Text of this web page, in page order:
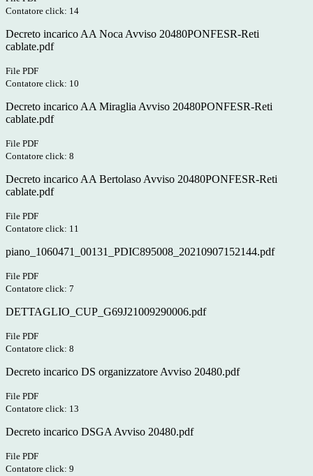
Contatore click: 14
Decreto incarico AA Noca Avviso 20480PONFESR-Reti
cablate.pdf
File PDF
Contatore click: 10
Decreto incarico AA Miraglia Avviso 20480PONFESR-Reti
cablate.pdf
File PDF
Contatore click: 8
Decreto incarico AA Bertolaso Avviso 20480PONFESR-Reti
cablate.pdf
File PDF
Contatore click: 11
piano_1060471_00131_PDIC895008_20210907152144.pdf
File PDF
Contatore click: 7
DETTAGLIO_CUP_G69J21009290006.pdf
File PDF
Contatore click: 8
Decreto incarico DS organizzatore Avviso 20480.pdf
File PDF
Contatore click: 13
Decreto incarico DSGA Avviso 20480.pdf
File PDF
Contatore click: 9